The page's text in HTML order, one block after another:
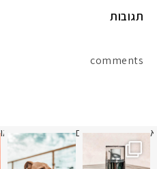
תגובות
comments
תמונה כבר חודשיים
איזו אהבתם יותר? הראשונה או